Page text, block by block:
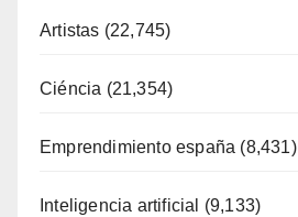
Artistas (22,745)
Ciéncia (21,354)
Emprendimiento españa (8,431)
Inteligencia artificial (9,133)